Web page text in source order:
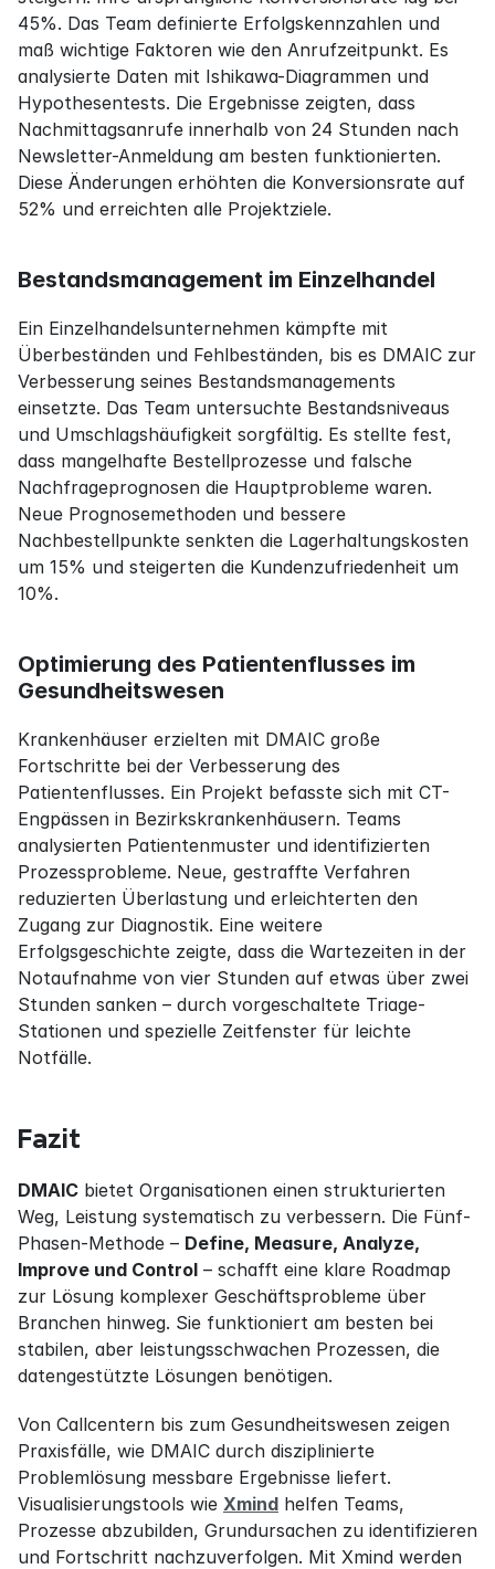
45%. Das Team definierte Erfolgskennzahlen und
maß wichtige Faktoren wie den Anrufzeitpunkt. Es
analysierte Daten mit Ishikawa-Diagrammen und
Hypothesentests. Die Ergebnisse zeigten, dass
Nachmittagsanrufe innerhalb von 24 Stunden nach
Newsletter-Anmeldung am besten funktionierten.
Diese Änderungen erhöhten die Konversionsrate auf
52% und erreichten alle Projektziele.
Bestandsmanagement im Einzelhandel
Ein Einzelhandelsunternehmen kämpfte mit
Überbeständen und Fehlbeständen, bis es DMAIC zur
Verbesserung seines Bestandsmanagements
einsetzte. Das Team untersuchte Bestandsniveaus
und Umschlagshäufigkeit sorgfältig. Es stellte fest,
dass mangelhafte Bestellprozesse und falsche
Nachfrageprognosen die Hauptprobleme waren.
Neue Prognosemethoden und bessere
Nachbestellpunkte senkten die Lagerhaltungskosten
um 15% und steigerten die Kundenzufriedenheit um
10%.
Optimierung des Patientenflusses im
Gesundheitswesen
Krankenhäuser erzielten mit DMAIC große
Fortschritte bei der Verbesserung des
Patientenflusses. Ein Projekt befasste sich mit CT-
Engpässen in Bezirkskrankenhäusern. Teams
analysierten Patientenmuster und identifizierten
Prozessprobleme. Neue, gestraffte Verfahren
reduzierten Überlastung und erleichterten den
Zugang zur Diagnostik. Eine weitere
Erfolgsgeschichte zeigte, dass die Wartezeiten in der
Notaufnahme von vier Stunden auf etwas über zwei
Stunden sanken – durch vorgeschaltete Triage-
Stationen und spezielle Zeitfenster für leichte
Notfälle.
Fazit
DMAIC bietet Organisationen einen strukturierten
Weg, Leistung systematisch zu verbessern. Die Fünf-
Phasen-Methode – Define, Measure, Analyze,
Improve und Control – schafft eine klare Roadmap
zur Lösung komplexer Geschäftsprobleme über
Branchen hinweg. Sie funktioniert am besten bei
stabilen, aber leistungsschwachen Prozessen, die
datengestützte Lösungen benötigen.
Von Callcentern bis zum Gesundheitswesen zeigen
Praxisfälle, wie DMAIC durch disziplinierte
Problemlösung messbare Ergebnisse liefert.
Visualisierungstools wie Xmind helfen Teams,
Prozesse abzubilden, Grundursachen zu identifizieren
und Fortschritt nachzuverfolgen. Mit Xmind werden